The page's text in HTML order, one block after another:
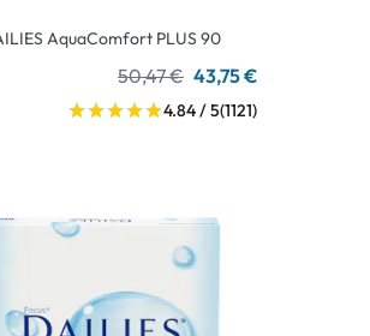
AquaComfort PLUS 90
50,47 € 43,75 €
4.84 / 5(1121)